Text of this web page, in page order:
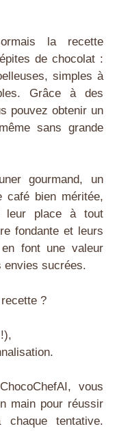
la recette
de chocolat :
simples à
Grâce à des
pouvez obtenir un
sans grande
gourmand, un
café bien méritée,
leur place à tout
fondante et leurs
font une valeur
envies sucrées.
?
vous
main pour réussir
tentative.